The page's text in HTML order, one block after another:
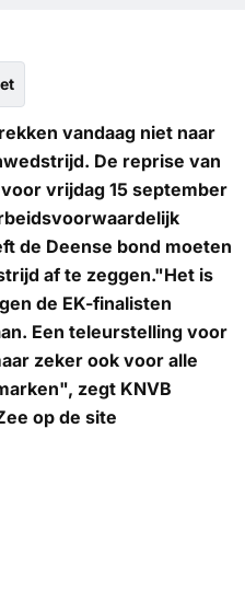
vandaag niet naar
De reprise van
vrijdag 15 september
de Deense bond moeten
af te zeggen."Het is
de EK-finalisten
Een teleurstelling voor
zeker ook voor alle
zegt KNVB
op de site